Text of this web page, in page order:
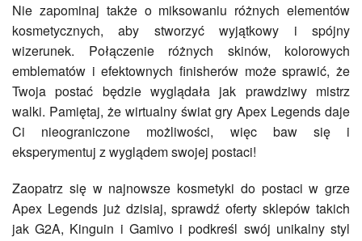
Nie zapominaj także o miksowaniu różnych elementów
kosmetycznych, aby stworzyć wyjątkowy i spójny
wizerunek. Połączenie różnych skinów, kolorowych
emblematów i efektownych finisherów może sprawić, że
Twoja postać będzie wyglądała jak prawdziwy mistrz
walki. Pamiętaj, że wirtualny świat gry Apex Legends daje
Ci nieograniczone możliwości, więc baw się i
eksperymentuj z wyglądem swojej postaci!
Zaopatrz się w najnowsze kosmetyki do postaci w grze
Apex Legends już dzisiaj, sprawdź oferty sklepów takich
jak G2A, Kinguin i Gamivo i podkreśl swój unikalny styl